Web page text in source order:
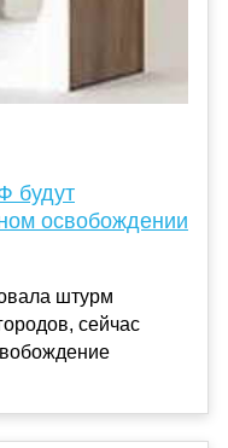
будут
освобождении
штурм
сейчас